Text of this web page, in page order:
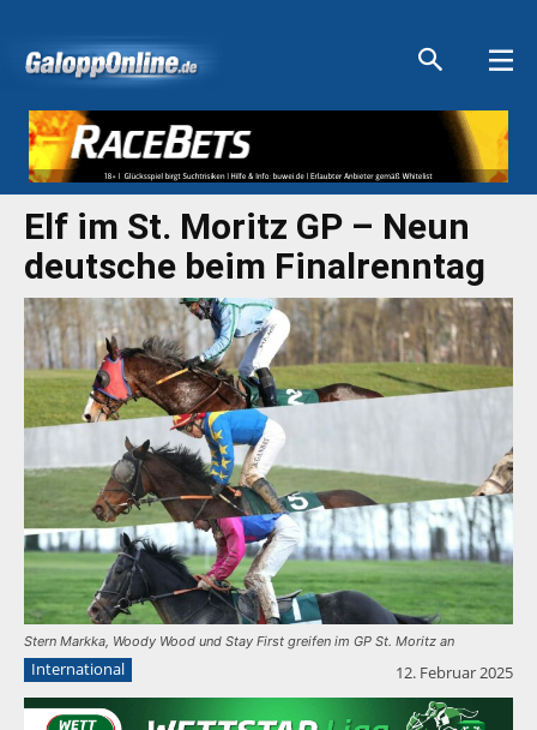
Elf im St. Moritz GP – Neun
deutsche beim Finalrenntag
Stern Markka, Woody Wood und Stay First greifen im GP St. Moritz an
International 12. Februar 2025